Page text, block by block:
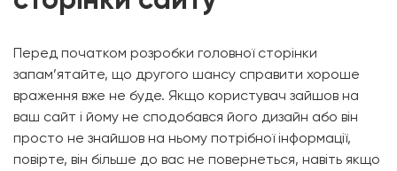
Перед початком розробки головної сторінки
запам’ятайте, що другого шансу справити хороше
враження вже не буде. Якщо користувач зайшов на
ваш сайт і йому не сподобався його дизайн або він
просто не знайшов на ньому потрібної інформації,
повірте, він більше до вас не повернеться, навіть якщо